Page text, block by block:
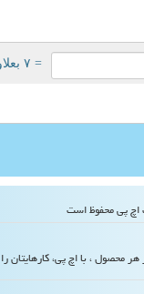
= ۷ بعلاوه ۳
محصول ، با اچ پی، کارهایتان